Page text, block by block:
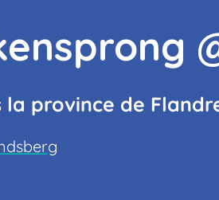
province de